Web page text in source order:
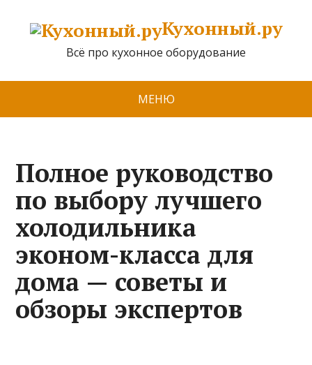
Кухонный.ру
Всё про кухонное оборудование
МЕНЮ
Полное руководство
по выбору лучшего
холодильника
эконом-класса для
дома — советы и
обзоры экспертов